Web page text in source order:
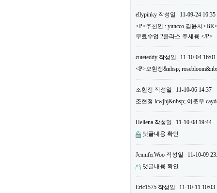
ellypinky 작성일
11-09-24 16:35
<P>추천인 : yuncco 김윤서
무료수업 2클라스 주세용.</P>
cuteteddy 작성일
11-10-04 16:01
<P>오현정&nbsp;
조현정 작성일
11-10-06 14:37
조현정 lcwjhj&nbsp; 이춘우
Hellena 작성일
11-10-08 19:44
댓글내용 확인
JenniferWoo 작성일
11-10-09
댓글내용 확인
Eric1575 작성일
11-10-11 10:03